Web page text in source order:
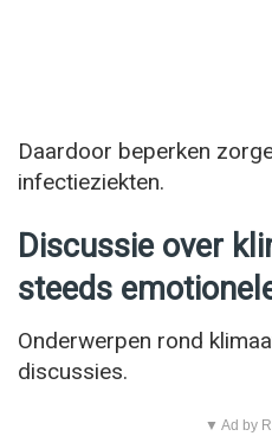
Daardoor beperken
infectieziekten.
Discussie over
steeds
Onderwerpen rond
discussies.
▼ Ad by